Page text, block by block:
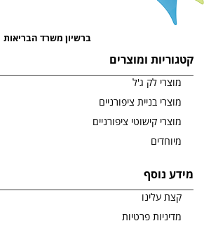
ברשיון משרד הבריאות
קטגוריות ומוצרים
מוצרי לק ג'ל
מוצרי בניית ציפורניים
מוצרי קישוטי ציפורניים
מיוחדים
מידע נוסף
קצת עלינו
מדיניות פרטיות